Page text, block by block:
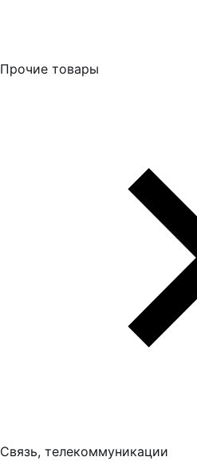
Прочие товары
Связь, телекоммуникации